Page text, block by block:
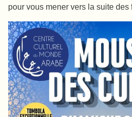
pour vous mener vers la suite